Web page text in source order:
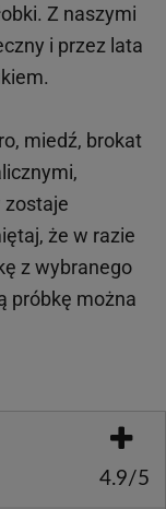
Z naszymi
i przez lata
miedź, brokat
zostaje
że w razie
z wybranego
próbkę można
4.9/5